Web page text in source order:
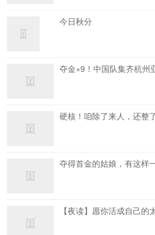
今日秋分
夺金×9！中国队集齐杭州
硬核！咱除了来人，还整
夺得首金的姑娘，有这
【夜读】愿你活成自己的